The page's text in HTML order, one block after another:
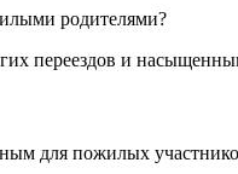
родителями?
переездов и
для пожилых